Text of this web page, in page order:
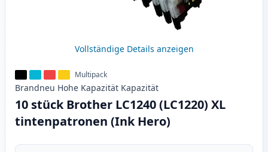
Vollständige Details anzeigen
Multipack
Brandneu Hohe Kapazität Kapazität
10 stück Brother LC1240 (LC1220) XL
tintenpatronen (Ink Hero)